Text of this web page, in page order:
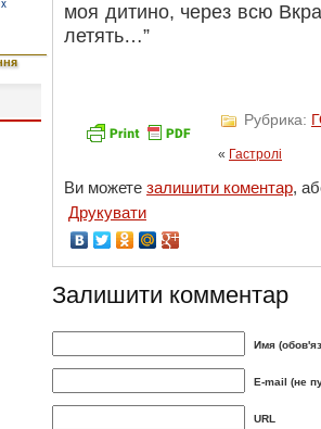
моя дитино, через всю
летять…”
Рубрика:
« Гастролі
Ви можете залишити коментар,
Друкувати
Залишити комментар
Имя
E-mail (не
URL